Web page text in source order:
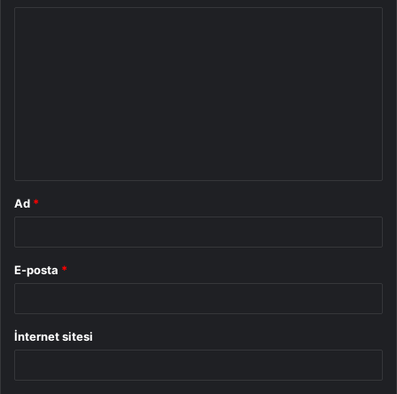
Ad *
E-posta *
İnternet sitesi